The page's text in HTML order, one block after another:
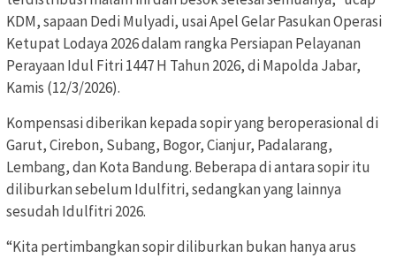
KDM, sapaan Dedi Mulyadi, usai Apel Gelar Pasukan Operasi
Ketupat Lodaya 2026 dalam rangka Persiapan Pelayanan
Perayaan Idul Fitri 1447 H Tahun 2026, di Mapolda Jabar,
Kamis (12/3/2026).
Kompensasi diberikan kepada sopir yang beroperasional di
Garut, Cirebon, Subang, Bogor, Cianjur, Padalarang,
Lembang, dan Kota Bandung. Beberapa di antara sopir itu
diliburkan sebelum Idulfitri, sedangkan yang lainnya
sesudah Idulfitri 2026.
“Kita pertimbangkan sopir diliburkan bukan hanya arus